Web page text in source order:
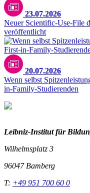
23.07.2026
Neuer Scientific-Use-File
veröffentlicht
20.07.2026
Wenn selbst
in-Family-Studierenden
Leibniz-Institut für
Wilhelmsplatz 3
96047 Bamberg
T: +49 951 700 60 0